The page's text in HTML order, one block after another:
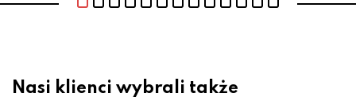
Nasi klienci wybrali także